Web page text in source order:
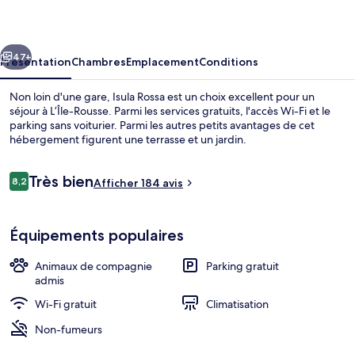
Suivant
47+
PrésentationChambresEmplacementConditions
Non loin d'une gare, Isula Rossa est un choix excellent pour un
séjour à L’Île-Rousse. Parmi les services gratuits, l'accès Wi-Fi et le
parking sans voiturier. Parmi les autres petits avantages de cet
hébergement figurent une terrasse et un jardin.
Avis
voyageurs
8,28,2 sur 10
Très bienAfficher 184 avis
Équipements populaires
Animaux de compagnie
admis
Parking gratuit
Wi-Fi gratuit
Climatisation
Non-fumeurs